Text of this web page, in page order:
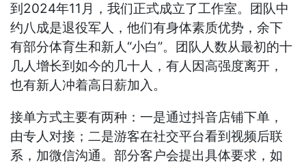
到2024年11月，我们正式成立了工作室。团队中
约八成是退役军人，他们有身体素质优势，余下
有部分体育生和新人“小白”。团队人数从最初的十
几人增长到如今的几十人，有人因高强度离开，
也有新人冲着高日薪加入。
接单方式主要有两种：一是通过抖音店铺下单，
由专人对接；二是游客在社交平台看到视频后联
系，加微信沟通。部分客户会提出具体要求，如